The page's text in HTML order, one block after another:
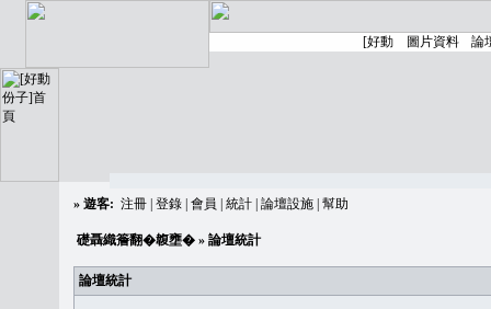
» 遊客: 注冊 登錄 會員 統計 論壇設施 幫助
礎聶織簷翻�䪖壅� » 論壇統計
論壇統計